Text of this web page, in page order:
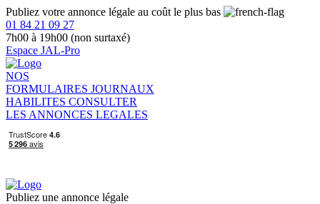
Publiez votre annonce légale au coût le plus bas
01 84 21 09 27
7h00 à 19h00 (non surtaxé)
Espace JAL-Pro
NOS
FORMULAIRES JOURNAUX
HABILITES CONSULTER
LES ANNONCES LEGALES
Publiez une annonce légale